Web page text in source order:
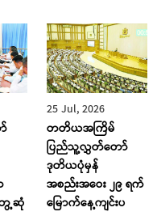
ေ့ဆုံ
25 Jul, 2026
တတိယအကြိမ်
ပြည်သူ့လွှတ်တော်
ဒုတိယပုံမှန်
အစည်းအဝေး ၂၉ ရက်
မြောက်နေ့ကျင်းပ